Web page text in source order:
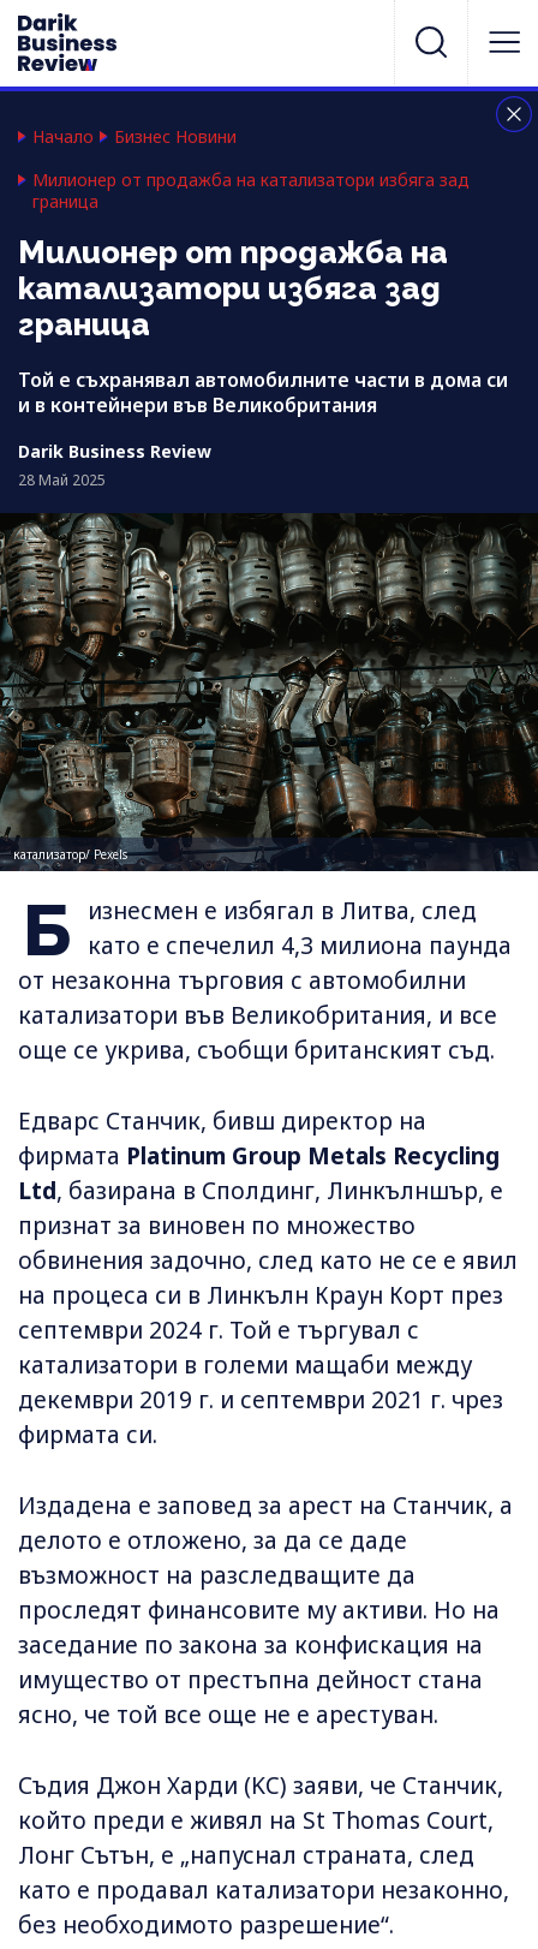
Начало
Бизнес Новини
Милионер от продажба на катализатори избяга зад
граница
Милионер от продажба на
катализатори избяга зад
граница
Той е съхранявал автомобилните части в дома си
и в контейнери във Великобритания
Darik Business Review
28 Май 2025
катализатор/ Pexels
Б
изнесмен е избягал в Литва, след
като е спечелил 4,3 милиона паунда
от незаконна търговия с автомобилни
катализатори във Великобритания, и все
още се укрива, съобщи британският съд.
Едварс Станчик, бивш директор на
фирмата Platinum Group Metals Recycling
Ltd, базирана в Сполдинг, Линкълншър, е
признат за виновен по множество
обвинения задочно, след като не се е явил
на процеса си в Линкълн Краун Корт през
септември 2024 г. Той е търгувал с
катализатори в големи мащаби между
декември 2019 г. и септември 2021 г. чрез
фирмата си.
Издадена е заповед за арест на Станчик, а
делото е отложено, за да се даде
възможност на разследващите да
проследят финансовите му активи. Но на
заседание по закона за конфискация на
имущество от престъпна дейност стана
ясно, че той все още не е арестуван.
Съдия Джон Харди (KC) заяви, че Станчик,
който преди е живял на St Thomas Court,
Лонг Сътън, е „напуснал страната, след
като е продавал катализатори незаконно,
без необходимото разрешение“.